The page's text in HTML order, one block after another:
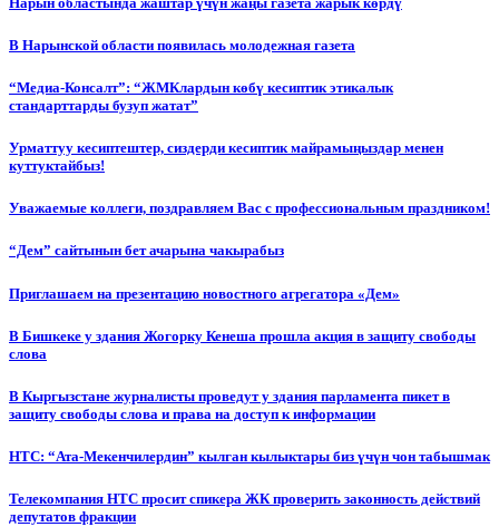
В Нарынской области появилась молодежная газета
“Медиа-Консалт”: “ЖМКлардын көбү кесиптик этикалык
стандарттарды бузуп жатат”
Урматтуу кесиптештер, сиздерди кесиптик майрамыңыздар менен
куттуктайбыз!
Уважаемые коллеги, поздравляем Вас с профессиональным праздником!
“Дем” сайтынын бет ачарына чакырабыз
Приглашаем на презентацию новостного агрегатора «Дем»
В Бишкеке у здания Жогорку Кенеша прошла акция в защиту свободы
слова
В Кыргызстане журналисты проведут у здания парламента пикет в
защиту свободы слова и права на доступ к информации
НТС: “Ата-Мекенчилердин” кылган кылыктары биз үчүн чон табышмак
Телекомпания НТС просит спикера ЖК проверить законность действий
депутатов фракции